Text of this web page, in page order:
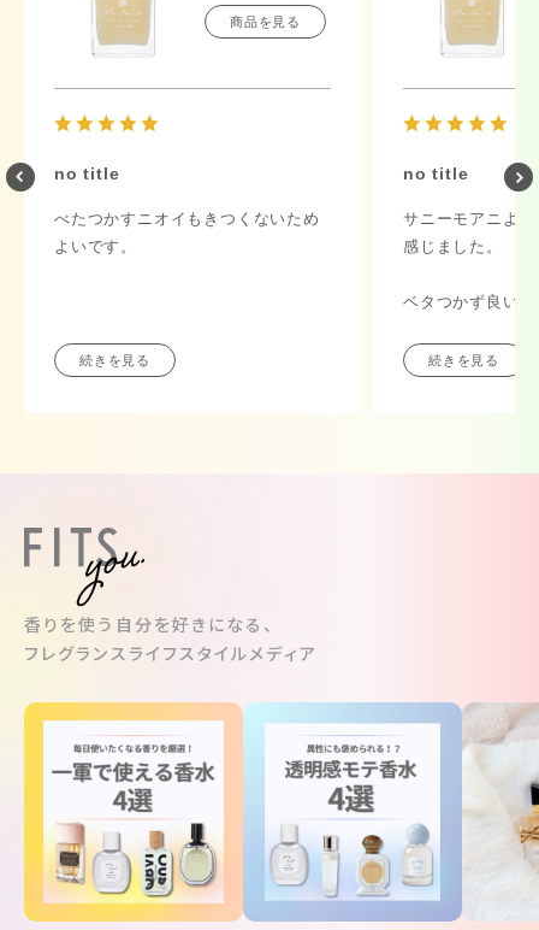
ル シアープカナ
50mL商品を見る
no title
べたつかすニオイもきつくないため
よいです。
続きを見る
no title
サニーモアニよ
感じました。
ベタつかず良い
続きを見る
香りを使う自分を好きになる、
フレグランスライフスタイルメディア